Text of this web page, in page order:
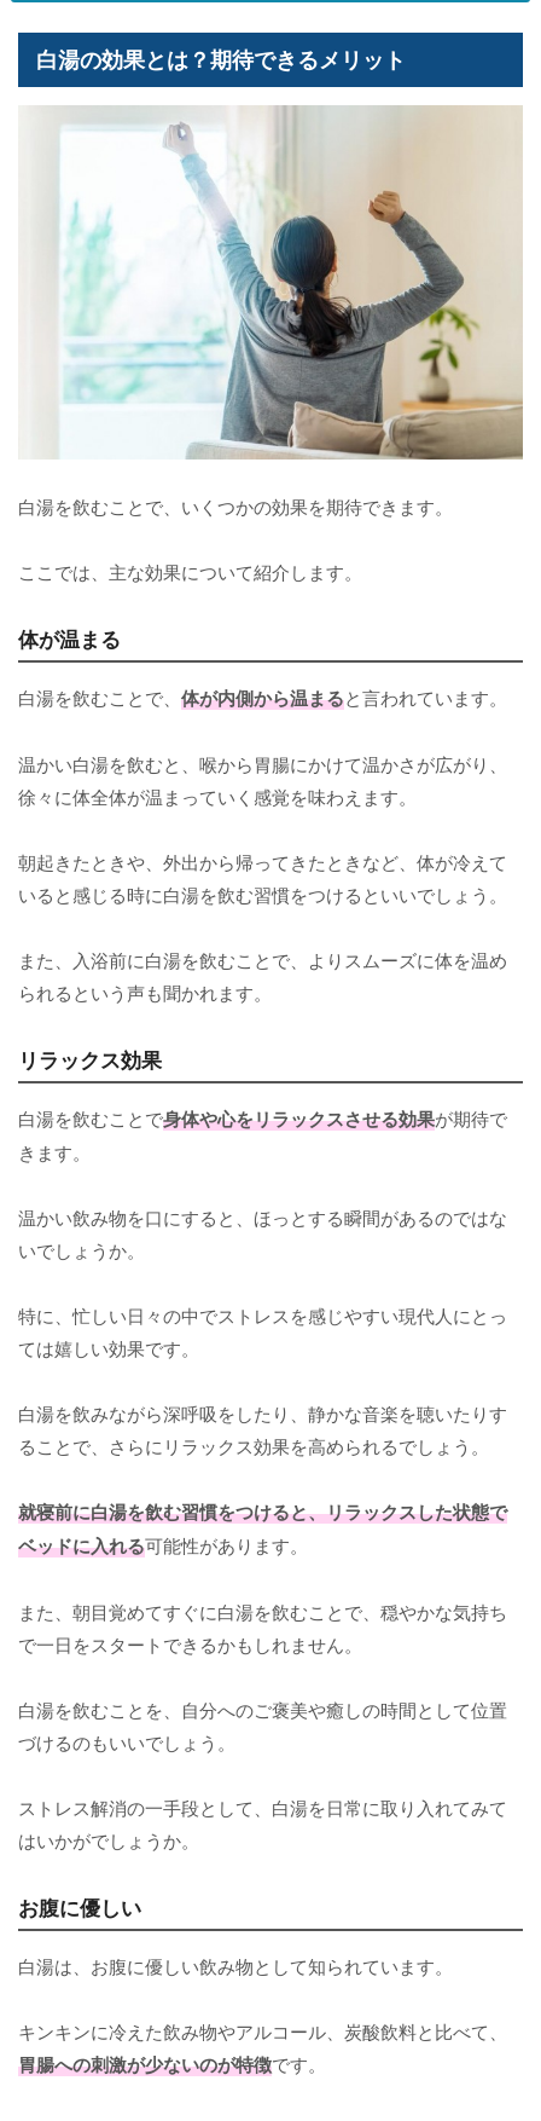
白湯の効果とは？期待できるメリット
白湯を飲むことで、いくつかの効果を期待できます。
ここでは、主な効果について紹介します。
体が温まる
白湯を飲むことで、 体が内側から温まると言われています。
温かい白湯を飲むと、喉から胃腸にかけて温かさが広がり、
徐々に体全体が温まっていく感覚を味わえます。
朝起きたときや、外出から帰ってきたときなど、体が冷えて
いると感じる時に白湯を飲む習慣をつけるといいでしょう。
また、入浴前に白湯を飲むことで、よりスムーズに体を温め
られるという声も聞かれます。
リラックス効果
白湯を飲むことで身体や心をリラックスさせる効果が期待で
きます。
温かい飲み物を口にすると、ほっとする瞬間があるのではな
いでしょうか。
特に、忙しい日々の中でストレスを感じやすい現代人にとっ
ては嬉しい効果です。
白湯を飲みながら深呼吸をしたり、静かな音楽を聴いたりす
ることで、さらにリラックス効果を高められるでしょう。
就寝前に白湯を飲む習慣をつけると、リラックスした状態で
ベッドに入れる可能性があります。
また、朝目覚めてすぐに白湯を飲むことで、穏やかな気持ち
で一日をスタートできるかもしれません。
白湯を飲むことを、自分へのご褒美や癒しの時間として位置
づけるのもいいでしょう。
ストレス解消の一手段として、白湯を日常に取り入れてみて
はいかがでしょうか。
お腹に優しい
白湯は、お腹に優しい飲み物として知られています。
キンキンに冷えた飲み物やアルコール、炭酸飲料と比べて、
胃腸への刺激が少ないのが特徴です。